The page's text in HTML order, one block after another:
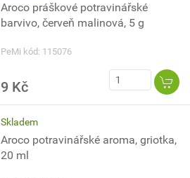
Aroco práškové potravinářské
barvivo, červeň malinová, 5 g
PeMi kód: 115076
9 Kč
Skladem
Aroco potravinářské aroma, griotka,
20 ml